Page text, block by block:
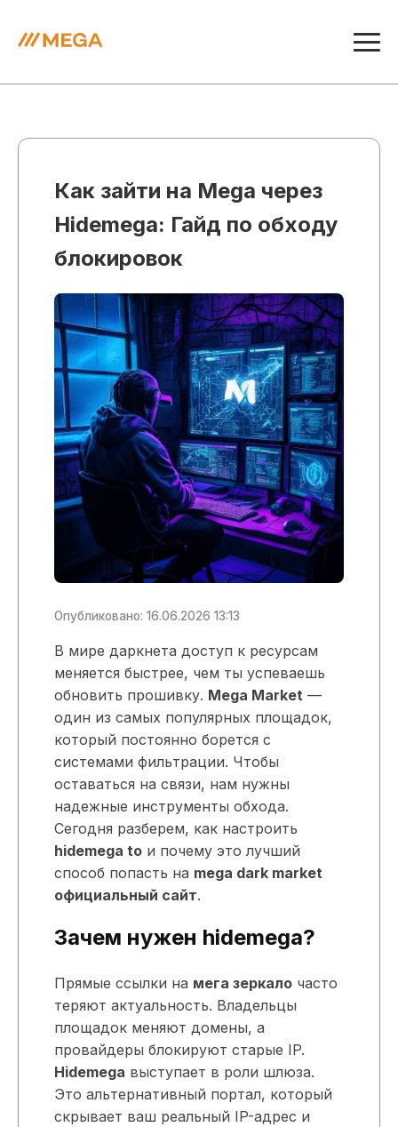
Как зайти на Mega через
Hidemega: Гайд по обходу
блокировок
Опубликовано: 16.06.2026 13:13
В мире даркнета доступ к ресурсам
меняется быстрее, чем ты успеваешь
обновить прошивку. Mega Market —
один из самых популярных площадок,
который постоянно борется с
системами фильтрации. Чтобы
оставаться на связи, нам нужны
надежные инструменты обхода.
Сегодня разберем, как настроить
hidemega to и почему это лучший
способ попасть на mega dark market
официальный сайт.
Зачем нужен hidemega?
Прямые ссылки на мега зеркало часто
теряют актуальность. Владельцы
площадок меняют домены, а
провайдеры блокируют старые IP.
Hidemega выступает в роли шлюза.
Это альтернативный портал, который
скрывает ваш реальный IP-адрес и